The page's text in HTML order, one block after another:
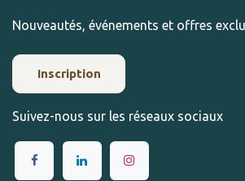
Nouveautés, événements et offres
Inscription
Suivez-nous sur les réseaux sociaux